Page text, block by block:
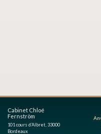
Cabinet Chloé
Fernström
101 cours d’Albret, 33000
Bordeaux